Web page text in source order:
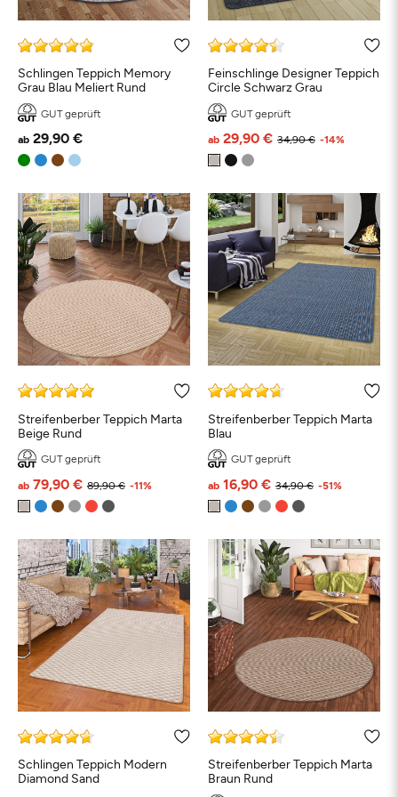
Schlingen Teppich Memory
Grau Blau Meliert Rund
GUT geprüft
ab 29,90 €
Feinschlinge Designer Teppich
Circle Schwarz Grau
GUT geprüft
34,90 €
ab 29,90 € -14%
Streifenberber Teppich Marta
Beige Rund
GUT geprüft
89,90 €
ab 79,90 € -11%
Streifenberber Teppich Marta
Blau
GUT geprüft
34,90 €
ab 16,90 € -51%
Schlingen Teppich Modern
Diamond Sand
Streifenberber Teppich Marta
Braun Rund